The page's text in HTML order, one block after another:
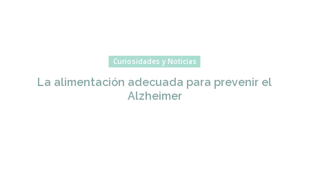
Curiosidades y Noticias
La alimentación adecuada para prevenir el
Alzheimer